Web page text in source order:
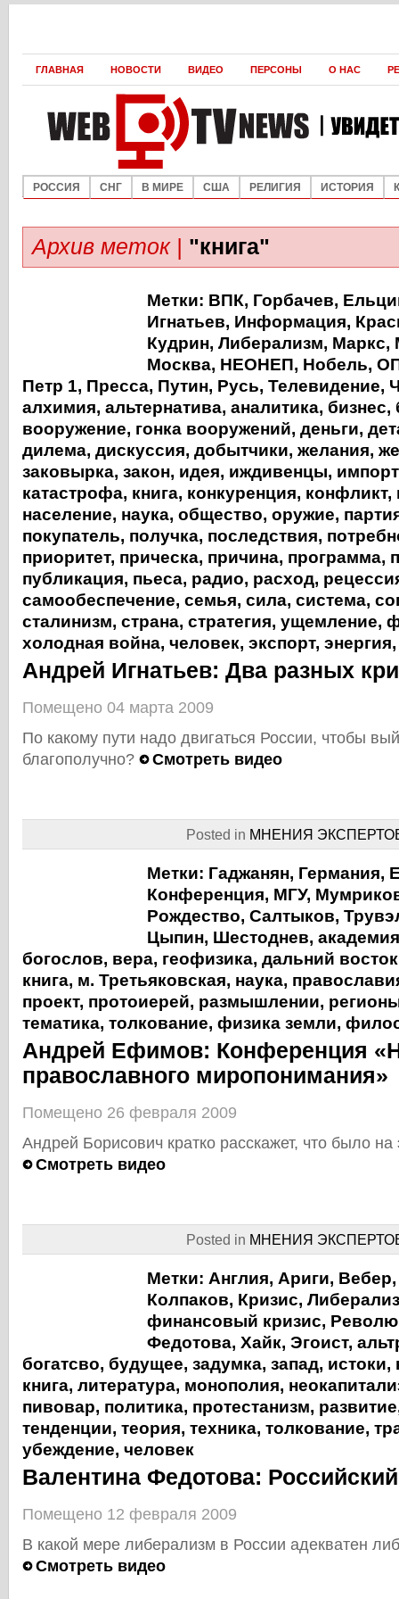
ГЛАВНАЯ НОВОСТИ ВИДЕО ПЕРСОНЫ О НАС
РОССИЯ СНГ В МИРЕ США РЕЛИГИЯ ИСТОРИЯ
Архив меток | "книга"
Метки: ВПК, Горбачев,
Игнатьев, Информация,
Кудрин, Либерализм, Маркс,
Москва, НЕОНЕП, Нобель,
Петр 1, Пресса, Путин, Русь, Телевидение,
алхимия, альтернатива, аналитика, бизнес,
вооружение, гонка вооружений, деньги,
дилема, дискуссия, добытчики, желания,
заковырка, закон, идея, иждивенцы, импорт
катастрофа, книга, конкуренция, конфликт,
население, наука, общество, оружие,
покупатель, получка, последствия,
приоритет, прическа, причина, программа,
публикация, пьеса, радио, расход,
самообеспечение, семья, сила, система,
сталинизм, страна, стратегия, ущемление,
холодная война, человек, экспорт, энергия
Андрей Игнатьев: Два разных
Помещено 04 марта 2009
По какому пути надо двигаться России, чтобы
благополучно?
Смотреть видео
Posted in МНЕНИЯ
Метки: Гаджанян, Германия,
Конференция, МГУ,
Рождество, Салтыков,
Цыпин, Шестоднев,
богослов, вера, геофизика, дальний восток
книга, м. Третьяковская, наука,
проект, протоиерей, размышлении,
тематика, толкование, физика земли,
Андрей Ефимов: Конференция
православного миропонимания»
Помещено 26 февраля 2009
Андрей Борисович кратко расскажет, что было
Смотреть видео
Posted in МНЕНИЯ
Метки: Англия, Ариги, Вебер
Колпаков, Кризис,
финансовый кризис,
Федотова, Хайк, Эгоист,
богатсво, будущее, задумка, запад, истоки,
книга, литература, монополия,
пивовар, политика, протестанизм, развитие
тенденции, теория, техника, толкование,
убеждение, человек
Валентина Федотова:
Помещено 12 февраля 2009
В какой мере либерализм в России адекватен
Смотреть видео